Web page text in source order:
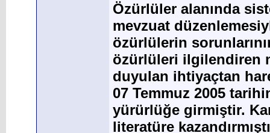
Özürlüler alanında
mevzuat
özürlülerin
özürlüleri ilgilendiren
duyulan ihtiyaçtan
07 Temmuz 2005
yürürlüğe girmiştir.
literatüre